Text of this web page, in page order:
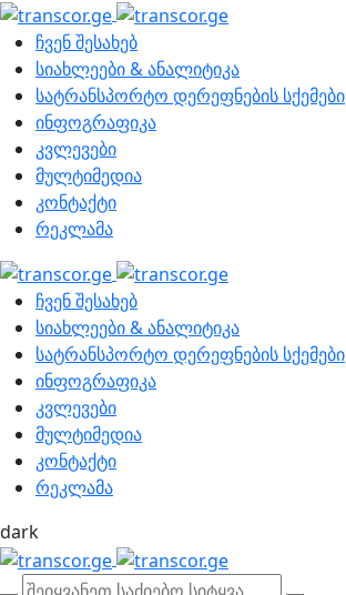
ჩვენ შესახებ
სიახლეები & ანალიტიკა
სატრანსპორტო დერეფნების სქემები
ინფოგრაფიკა
კვლევები
მულტიმედია
კონტაქტი
რეკლამა
ჩვენ შესახებ
სიახლეები & ანალიტიკა
სატრანსპორტო დერეფნების სქემები
ინფოგრაფიკა
კვლევები
მულტიმედია
კონტაქტი
რეკლამა
dark